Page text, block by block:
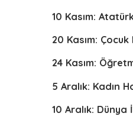
10 Kasım:
20 Kasım: Çocuk
24 Kasım:
5 Aralık: Kadın
10 Aralık: Dünya